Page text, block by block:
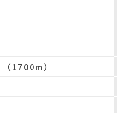
1700m）